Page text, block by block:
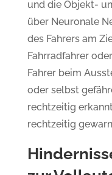
und die Objekt-
über Neuronale
des Fahrers am
Fahrradfahrer
Fahrer beim
oder selbst
rechtzeitig
rechtzeitig